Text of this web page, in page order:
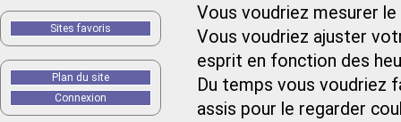
Vous voudriez mesurer
Vous voudriez ajuster
esprit en fonction des
Du temps vous voudriez
assis pour le regarder
Sites favoris
Plan du site
Connexion